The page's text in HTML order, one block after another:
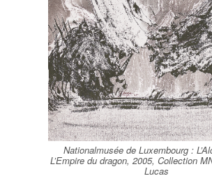
Nationalmusée de Luxembourg :
L’Empire du dragon, 2005, Collection
Lucas